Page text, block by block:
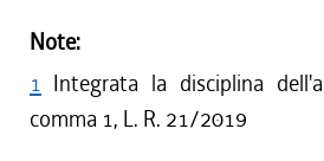
Note:
1 Integrata la disciplina
comma 1, L. R. 21/2019